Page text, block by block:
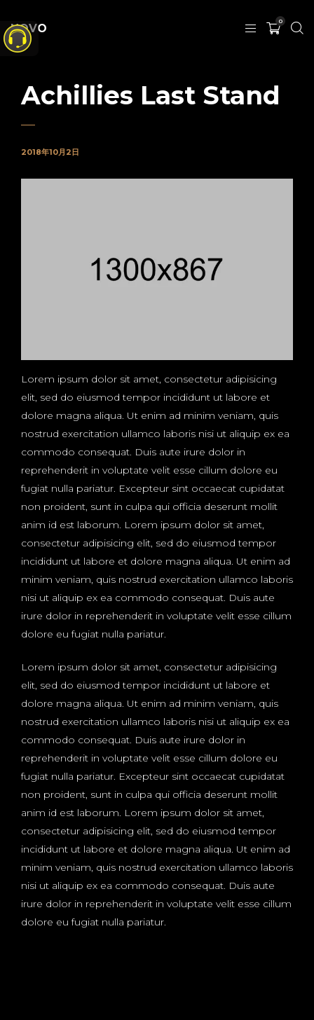
NOVO
0
Achillies Last Stand
2018年10月2日
Lorem ipsum dolor sit amet, consectetur adipisicing
elit, sed do eiusmod tempor incididunt ut labore et
dolore magna aliqua. Ut enim ad minim veniam, quis
nostrud exercitation ullamco laboris nisi ut aliquip ex ea
commodo consequat. Duis aute irure dolor in
reprehenderit in voluptate velit esse cillum dolore eu
fugiat nulla pariatur. Excepteur sint occaecat cupidatat
non proident, sunt in culpa qui officia deserunt mollit
anim id est laborum. Lorem ipsum dolor sit amet,
consectetur adipisicing elit, sed do eiusmod tempor
incididunt ut labore et dolore magna aliqua. Ut enim ad
minim veniam, quis nostrud exercitation ullamco laboris
nisi ut aliquip ex ea commodo consequat. Duis aute
irure dolor in reprehenderit in voluptate velit esse cillum
dolore eu fugiat nulla pariatur.
Lorem ipsum dolor sit amet, consectetur adipisicing
elit, sed do eiusmod tempor incididunt ut labore et
dolore magna aliqua. Ut enim ad minim veniam, quis
nostrud exercitation ullamco laboris nisi ut aliquip ex ea
commodo consequat. Duis aute irure dolor in
reprehenderit in voluptate velit esse cillum dolore eu
fugiat nulla pariatur. Excepteur sint occaecat cupidatat
non proident, sunt in culpa qui officia deserunt mollit
anim id est laborum. Lorem ipsum dolor sit amet,
consectetur adipisicing elit, sed do eiusmod tempor
incididunt ut labore et dolore magna aliqua. Ut enim ad
minim veniam, quis nostrud exercitation ullamco laboris
nisi ut aliquip ex ea commodo consequat. Duis aute
irure dolor in reprehenderit in voluptate velit esse cillum
dolore eu fugiat nulla pariatur.